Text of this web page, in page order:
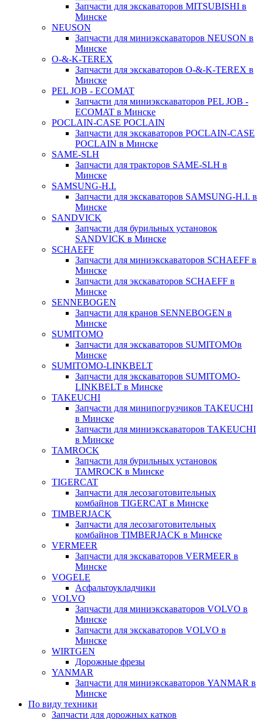
Запчасти для экскаваторов MITSUBISHI в
Минске
NEUSON
Запчасти для миниэкскаваторов NEUSON в
Минске
O-&-K-TEREX
Запчасти для экскаваторов O-&-K-TEREX в
Минске
PEL JOB - ECOMAT
Запчасти для миниэкскаваторов PEL JOB -
ECOMAT в Минске
POCLAIN-CASE POCLAIN
Запчасти для экскаваторов POCLAIN-CASE
POCLAIN в Минске
SAME-SLH
Запчасти для тракторов SAME-SLH в
Минске
SAMSUNG-H.I.
Запчасти для экскаваторов SAMSUNG-H.I. в
Минске
SANDVICK
Запчасти для бурильных установок
SANDVICK в Минске
SCHAEFF
Запчасти для миниэкскаваторов SCHAEFF в
Минске
Запчасти для экскаваторов SCHAEFF в
Минске
SENNEBOGEN
Запчасти для кранов SENNEBOGEN в
Минске
SUMITOMO
Запчасти для экскаваторов SUMITOMOв
Минске
SUMITOMO-LINKBELT
Запчасти для экскаваторов SUMITOMO-
LINKBELT в Минске
TAKEUCHI
Запчасти для минипогрузчиков TAKEUCHI
в Минске
Запчасти для миниэкскаваторов TAKEUCHI
в Минске
TAMROCK
Запчасти для бурильных установок
TAMROCK в Минске
TIGERCAT
Запчасти для лесозаготовительных
комбайнов TIGERCAT в Минске
TIMBERJACK
Запчасти для лесозаготовительных
комбайнов TIMBERJACK в Минске
VERMEER
Запчасти для экскаваторов VERMEER в
Минске
VOGELE
Асфальтоукладчики
VOLVO
Запчасти для миниэкскаваторов VOLVO в
Минске
Запчасти для экскаваторов VOLVO в
Минске
WIRTGEN
Дорожные фрезы
YANMAR
Запчасти для миниэкскаваторов YANMAR в
Минске
По виду техники
Запчасти для дорожных катков